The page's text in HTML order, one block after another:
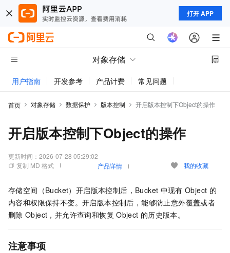
打开 APP
对象存储
用户指南 开发参考 产品计费 常见问题
首页 对象存储 数据保护 版本控制 开启版本控制下Object的操作
开启版本控制下Object的操作
更新时间： 2026-07-28 05:29:02
复制 MD 格式
产品详情 我的收藏
存储空间（Bucket）开启版本控制后，Bucket 中现有 Object 的
内容和权限保持不变。开启版本控制后，能够防止意外覆盖或者
删除 Object，并允许查询和恢复 Object 的历史版本。
注意事项